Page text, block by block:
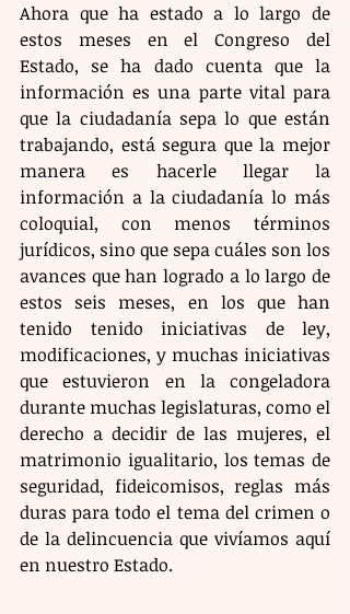
Ahora que ha estado a lo largo de
estos meses en el Congreso del
Estado, se ha dado cuenta que la
información es una parte vital para
que la ciudadanía sepa lo que están
trabajando, está segura que la mejor
manera es hacerle llegar la
información a la ciudadanía lo más
coloquial, con menos términos
jurídicos, sino que sepa cuáles son los
avances que han logrado a lo largo de
estos seis meses, en los que han
tenido tenido iniciativas de ley,
modificaciones, y muchas iniciativas
que estuvieron en la congeladora
durante muchas legislaturas, como el
derecho a decidir de las mujeres, el
matrimonio igualitario, los temas de
seguridad, fideicomisos, reglas más
duras para todo el tema del crimen o
de la delincuencia que vivíamos aquí
en nuestro Estado.